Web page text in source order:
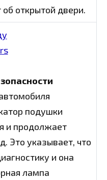
открытой двери.
подушки
и продолжает
Это указывает, что
и она
лампа